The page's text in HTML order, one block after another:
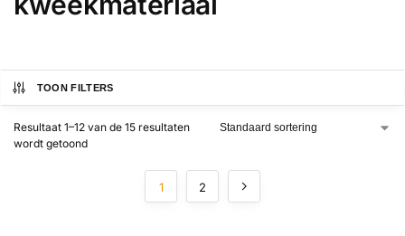
TOON FILTERS
Resultaat 1–12 van de 15 resultaten
wordt getoond
1 2